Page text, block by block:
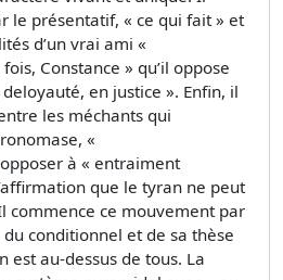
le présentatif, « ce qui fait » et
d’un vrai ami «
Constance » qu’il oppose
en justice ». Enfin, il
les méchants qui
«
à « entraiment
que le tyran ne peut
commence ce mouvement par
conditionnel et de sa thèse
est au-dessus de tous. La